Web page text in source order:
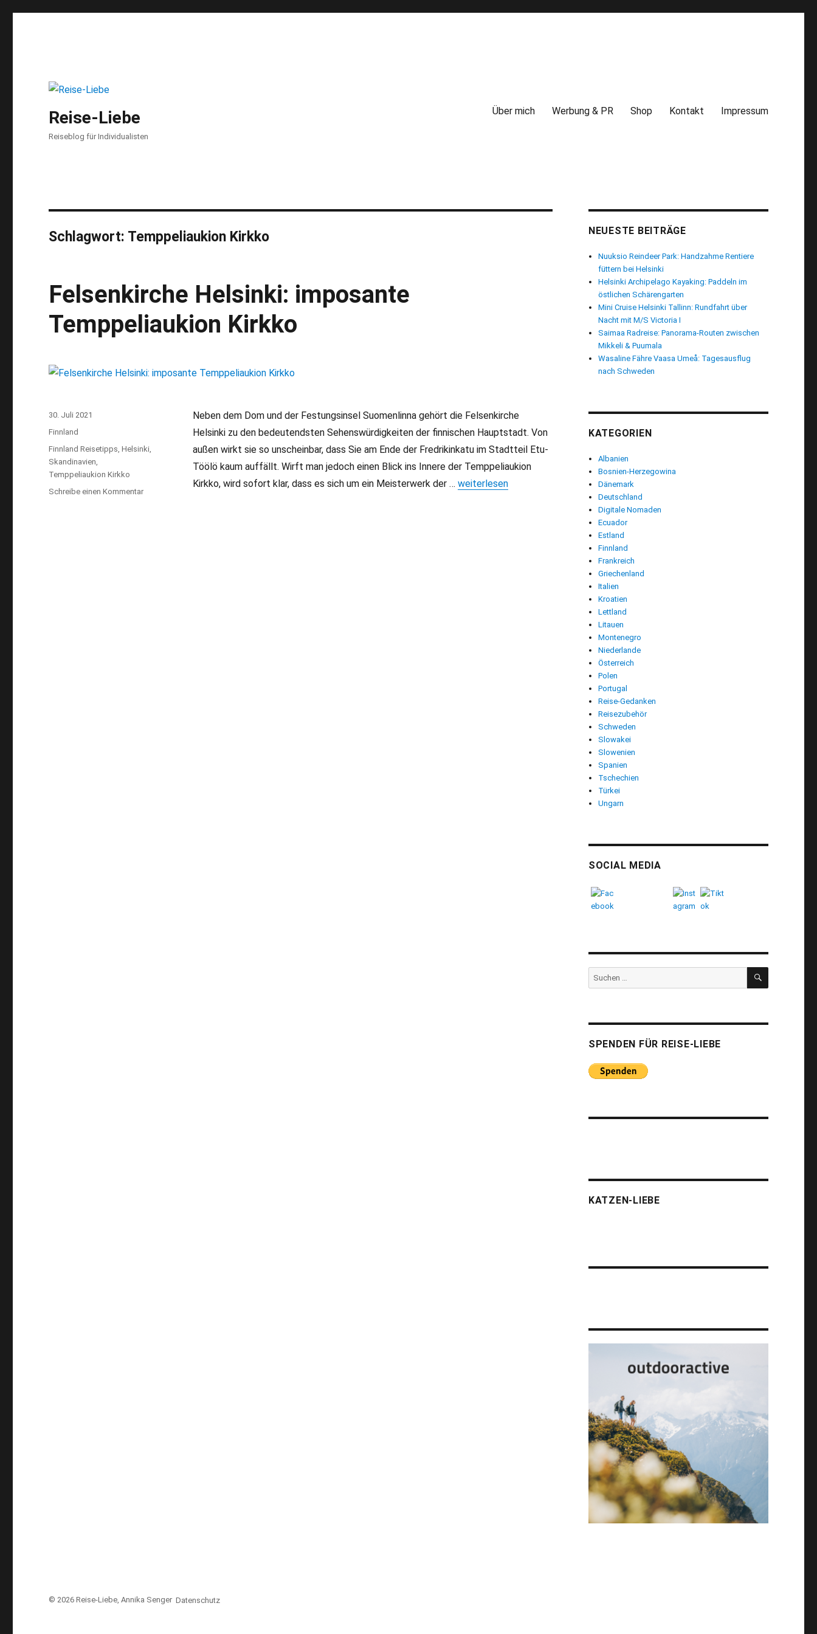
Reise-Liebe
Reiseblog für Individualisten
Über mich Werbung & PR Shop Kontakt Impressum
Schlagwort: Temppeliaukion Kirkko
Felsenkirche Helsinki: imposante
Temppeliaukion Kirkko
Neben dem Dom und der Festungsinsel Suomenlinna gehört die Felsenkirche
Helsinki zu den bedeutendsten Sehenswürdigkeiten der finnischen Hauptstadt. Von
außen wirkt sie so unscheinbar, dass Sie am Ende der Fredrikinkatu im Stadtteil Etu-
Töölö kaum auffällt. Wirft man jedoch einen Blick ins Innere der Temppeliaukion
Kirkko, wird sofort klar, dass es sich um ein Meisterwerk der … „Felsenkirche Helsinki: imposante Temppeliaukion Kirkko“
weiterlesen
Veröffentlicht
am
30. Juli 2021
Kategorien
Finnland
Schlagwörter
Finnland Reisetipps ,Helsinki
Skandinavien
Temppeliaukion Kirkko
Schreibe einen Kommentar
NEUESTE BEITRÄGE
Nuuksio Reindeer Park: Handzahme Rentiere
füttern bei Helsinki
Helsinki Archipelago Kayaking: Paddeln im
östlichen Schärengarten
Mini Cruise Helsinki Tallinn: Rundfahrt über
Nacht mit M/S Victoria I
Saimaa Radreise: Panorama-Routen zwischen
Mikkeli & Puumala
Wasaline Fähre Vaasa Umeå: Tagesausflug
nach Schweden
KATEGORIEN
Albanien
Bosnien-Herzegowina
Dänemark
Deutschland
Digitale Nomaden
Ecuador
Estland
Finnland
Frankreich
Griechenland
Italien
Kroatien
Lettland
Litauen
Montenegro
Niederlande
Österreich
Polen
Portugal
Reise-Gedanken
Reisezubehör
Schweden
Slowakei
Slowenien
Spanien
Tschechien
Türkei
Ungarn
SOCIAL MEDIA
Suchen
nach:
SUCHEN
SPENDEN FÜR REISE-LIEBE
KATZEN-LIEBE
Datenschutz
© 2026Reise-Liebe, Annika Senger